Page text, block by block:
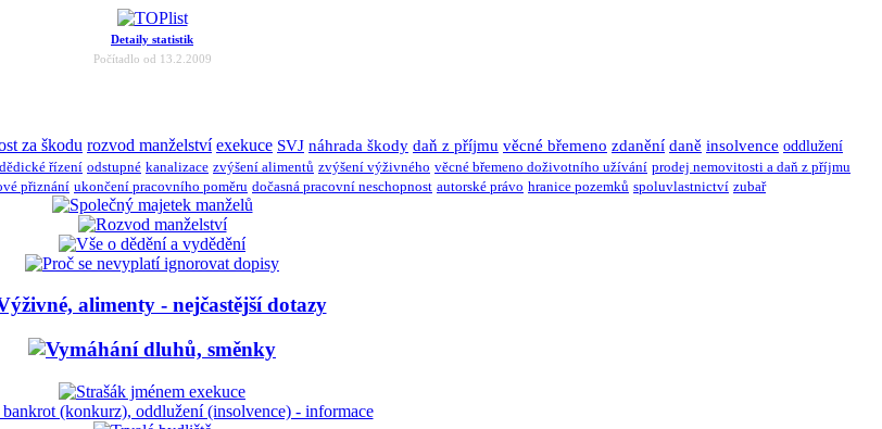
Detaily statistik
Počítadlo od 13.2.2009
za škodu rozvod manželství exekuce SVJ náhrada škody daň z příjmu věcné břemeno zdanění daně insolvence oddlužení
dědické řízení odstupné kanalizace zvýšení alimentů zvýšení výživného věcné břemeno doživotního užívání prodej nemovitosti a daň z příjmu
přiznání ukončení pracovního poměru dočasná pracovní neschopnost autorské právo hranice pozemků spoluvlastnictví zubař